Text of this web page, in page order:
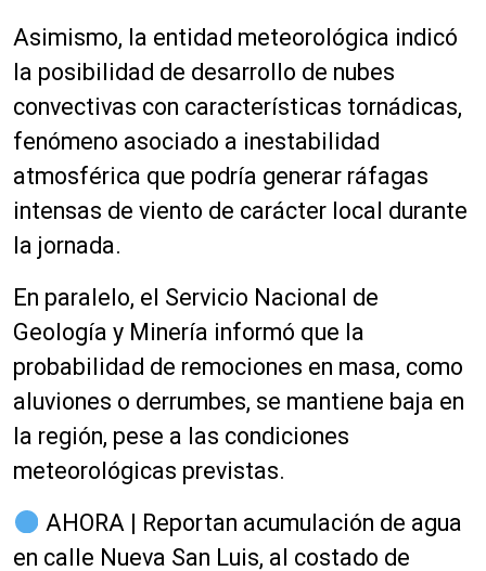
Asimismo, la entidad meteorológica indicó
la posibilidad de desarrollo de nubes
convectivas con características tornádicas,
fenómeno asociado a inestabilidad
atmosférica que podría generar ráfagas
intensas de viento de carácter local durante
la jornada.
En paralelo, el Servicio Nacional de
Geología y Minería informó que la
probabilidad de remociones en masa, como
aluviones o derrumbes, se mantiene baja en
la región, pese a las condiciones
meteorológicas previstas.
AHORA | Reportan acumulación de agua
en calle Nueva San Luis, al costado de